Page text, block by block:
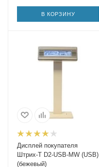
В КОРЗИНУ
Дисплей покупателя
Штрих-Т D2-USB-MW (USB)
(бежевый)